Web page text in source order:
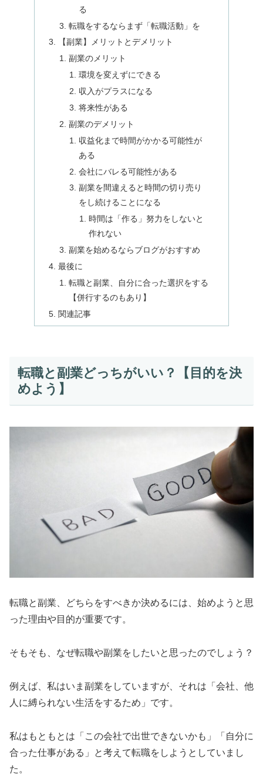
る
転職をするならまず「転職活動」を
【副業】メリットとデメリット
副業のメリット
環境を変えずにできる
収入がプラスになる
将来性がある
副業のデメリット
収益化まで時間がかかる可能性が
ある
会社にバレる可能性がある
副業を間違えると時間の切り売り
をし続けることになる
時間は「作る」努力をしないと
作れない
副業を始めるならブログがおすすめ
最後に
転職と副業、自分に合った選択をする
【併行するのもあり】
関連記事
転職と副業どっちがいい？【目的を決
めよう】
転職と副業、どちらをすべきか決めるには、始めようと思
った理由や目的が重要です。
そもそも、なぜ転職や副業をしたいと思ったのでしょう？
例えば、私はいま副業をしていますが、それは「会社、他
人に縛られない生活をするため」です。
私はもともとは「この会社で出世できないかも」「自分に
合った仕事がある」と考えて転職をしようとしていまし
た。